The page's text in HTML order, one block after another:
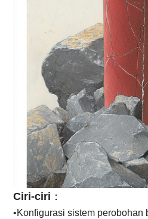
Ciri-ciri ：
•Konfigurasi sistem perobohan